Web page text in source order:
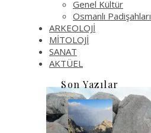
Genel Kültür
Osmanlı Padişahları
ARKEOLOJİ
MİTOLOJİ
SANAT
AKTÜEL
Son Yazılar